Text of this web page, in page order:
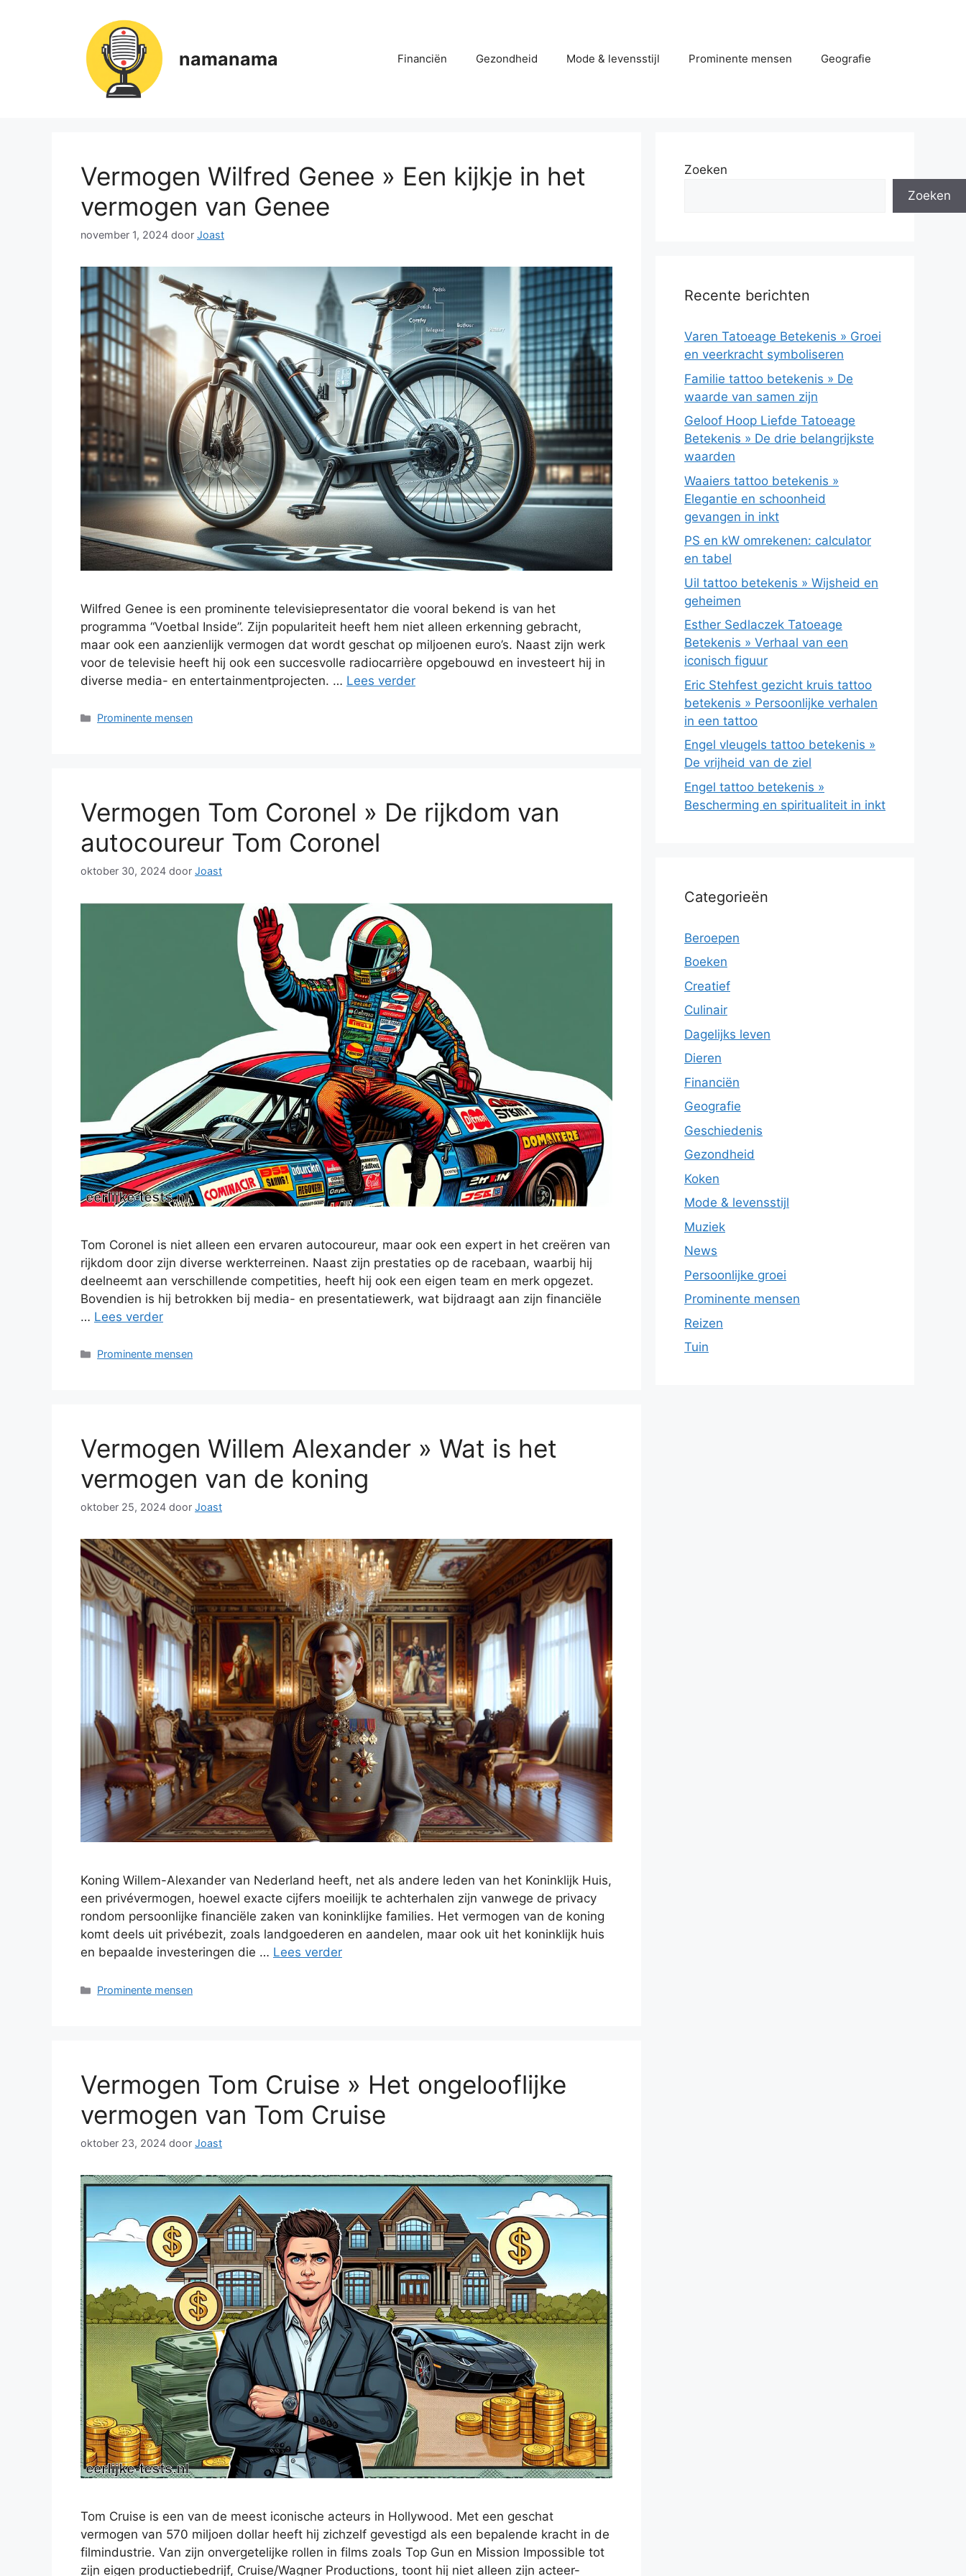
namanama Financiën Gezondheid Mode & levensstijl Prominente mensen Geografie
Vermogen Wilfred Genee » Een kijkje in het
vermogen van Genee
november 1, 2024 door Joast
Wilfred Genee is een prominente televisiepresentator die vooral bekend is van het
programma “Voetbal Inside”. Zijn populariteit heeft hem niet alleen erkenning gebracht,
maar ook een aanzienlijk vermogen dat wordt geschat op miljoenen euro’s. Naast zijn werk
voor de televisie heeft hij ook een succesvolle radiocarrière opgebouwd en investeert hij in
diverse media- en entertainmentprojecten. … Lees verder
Categorieën
Prominente mensen
Vermogen Tom Coronel » De rijkdom van
autocoureur Tom Coronel
oktober 30, 2024 door Joast
Tom Coronel is niet alleen een ervaren autocoureur, maar ook een expert in het creëren van
rijkdom door zijn diverse werkterreinen. Naast zijn prestaties op de racebaan, waarbij hij
deelneemt aan verschillende competities, heeft hij ook een eigen team en merk opgezet.
Bovendien is hij betrokken bij media- en presentatiewerk, wat bijdraagt aan zijn financiële
… Lees verder
Categorieën
Prominente mensen
Vermogen Willem Alexander » Wat is het
vermogen van de koning
oktober 25, 2024 door Joast
Koning Willem-Alexander van Nederland heeft, net als andere leden van het Koninklijk Huis,
een privévermogen, hoewel exacte cijfers moeilijk te achterhalen zijn vanwege de privacy
rondom persoonlijke financiële zaken van koninklijke families. Het vermogen van de koning
komt deels uit privébezit, zoals landgoederen en aandelen, maar ook uit het koninklijk huis
en bepaalde investeringen die … Lees verder
Categorieën
Prominente mensen
Vermogen Tom Cruise » Het ongelooflijke
vermogen van Tom Cruise
oktober 23, 2024 door Joast
Tom Cruise is een van de meest iconische acteurs in Hollywood. Met een geschat
vermogen van 570 miljoen dollar heeft hij zichzelf gevestigd als een bepalende kracht in de
filmindustrie. Van zijn onvergetelijke rollen in films zoals Top Gun en Mission Impossible tot
zijn eigen productiebedrijf, Cruise/Wagner Productions, toont hij niet alleen zijn acteer-
Zoeken
Zoeken
Recente berichten
Varen Tatoeage Betekenis » Groei
en veerkracht symboliseren
Familie tattoo betekenis » De
waarde van samen zijn
Geloof Hoop Liefde Tatoeage
Betekenis » De drie belangrijkste
waarden
Waaiers tattoo betekenis »
Elegantie en schoonheid
gevangen in inkt
PS en kW omrekenen: calculator
en tabel
Uil tattoo betekenis » Wijsheid en
geheimen
Esther Sedlaczek Tatoeage
Betekenis » Verhaal van een
iconisch figuur
Eric Stehfest gezicht kruis tattoo
betekenis » Persoonlijke verhalen
in een tattoo
Engel vleugels tattoo betekenis »
De vrijheid van de ziel
Engel tattoo betekenis »
Bescherming en spiritualiteit in inkt
Categorieën
Beroepen
Boeken
Creatief
Culinair
Dagelijks leven
Dieren
Financiën
Geografie
Geschiedenis
Gezondheid
Koken
Mode & levensstijl
Muziek
News
Persoonlijke groei
Prominente mensen
Reizen
Tuin